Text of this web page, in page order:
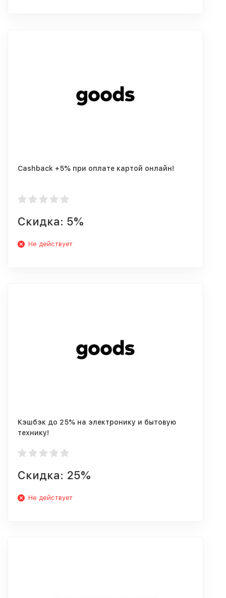
Cashback +5% при оплате картой онлайн!
Скидка: 5%
Не действует
Кэшбэк до 25% на электронику и бытовую
технику!
Скидка: 25%
Не действует